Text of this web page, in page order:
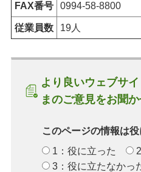
FAX番号 0994-58-8800
従業員数 19人
より良いウェブサ
まのご意見をお聞
このページの情報は
1：役に立った
3：役に立たなかっ